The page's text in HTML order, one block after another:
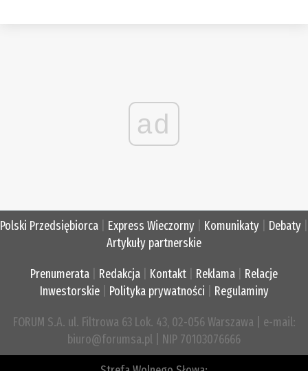
ad
Polski Przedsiębiorca Express Wieczorny Komunikaty Debaty
Artykuły partnerskie
Prenumerata Redakcja Kontakt Reklama
Relacje
Inwestorskie| Polityka prywatności Regulaminy
FORUM S.A. ul. Filtrowa 63 Lok. 43, 02-056 Warszawa | e-mail:
biuro@forumsa.pl | NIP 70103076666